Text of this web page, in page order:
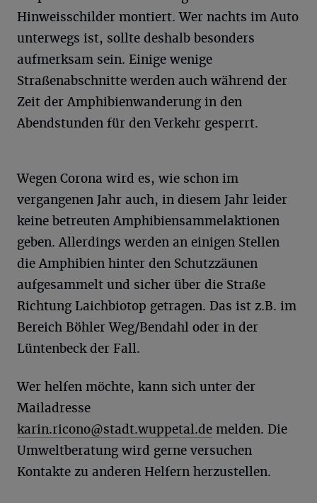
Hinweisschilder montiert. Wer nachts im Auto
unterwegs ist, sollte deshalb besonders
aufmerksam sein. Einige wenige
Straßenabschnitte werden auch während der
Zeit der Amphibienwanderung in den
Abendstunden für den Verkehr gesperrt.
Wegen Corona wird es, wie schon im
vergangenen Jahr auch, in diesem Jahr leider
keine betreuten Amphibiensammelaktionen
geben. Allerdings werden an einigen Stellen
die Amphibien hinter den Schutzzäunen
aufgesammelt und sicher über die Straße
Richtung Laichbiotop getragen. Das ist z.B. im
Bereich Böhler Weg/Bendahl oder in der
Lüntenbeck der Fall.
Wer helfen möchte, kann sich unter der
Mailadresse
karin.ricono@stadt.wuppetal.de melden. Die
Umweltberatung wird gerne versuchen
Kontakte zu anderen Helfern herzustellen.